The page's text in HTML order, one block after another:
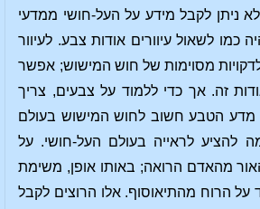
ניתן לקבל מידע על העל-חושי ממדעי
כמו לשאול עיוורים אודות צבע. לעיוור
מסוימות של חוש המישוש; אפשר
זה. אך כדי ללמוד על צבעים, צריך
מדע הטבע חשוב לחוש המישוש בעולם
להציע לראייה בעולם העל-חושי. על
האור מהאדם הרואה; באותו אופן, משימת
הרוח מהתיאוסוף. אלו הרוצים לקבל